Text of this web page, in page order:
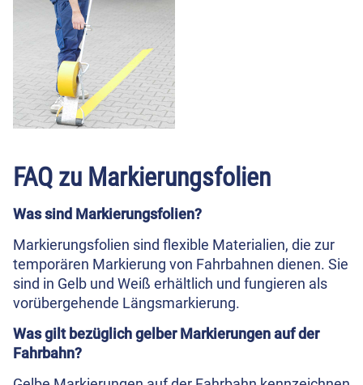
FAQ zu Markierungsfolien
Was sind Markierungsfolien?
Markierungsfolien sind flexible Materialien, die zur
temporären Markierung von Fahrbahnen dienen. Sie
sind in Gelb und Weiß erhältlich und fungieren als
vorübergehende Längsmarkierung.
Was gilt bezüglich gelber Markierungen auf der
Fahrbahn?